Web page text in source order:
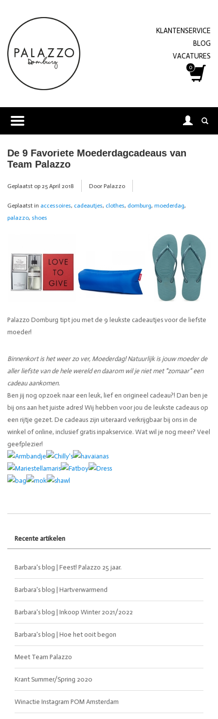
KLANTENSERVICE
BLOG
VACATURES
0
De 9 Favoriete Moederdagcadeaus van
Team Palazzo
Geplaatst op 25 April 2018 Door Palazzo
Geplaatst in accessoires, cadeautjes, clothes, domburg, moederdag,
palazzo, shoes
Palazzo Domburg tipt jou met de 9 leukste cadeautjes voor de liefste
moeder!
Binnenkort is het weer zo ver, Moederdag! Natuurlijk is jouw moeder de
aller liefste van de hele wereld en daarom wil je niet met "zomaar" een
cadeau aankomen.
Ben jij nog opzoek naar een leuk, lief en origineel cadeau?! Dan ben je
bij ons aan het juiste adres! Wij hebben voor jou de leukste cadeaus op
een rijtje gezet. De cadeaus zijn uiteraard verkrijgbaar bij ons in de
winkel of online, inclusief gratis inpakservice. Wat wil je nog meer? Veel
geefplezier!
Recente artikelen
Barbara's blog | Feest! Palazzo 25 jaar.
Barbara's blog | Hartverwarmend
Barbara's blog | Inkoop Winter 2021/2022
Barbara's blog | Hoe het ooit begon
Meet Team Palazzo
Krant Summer/Spring 2020
Winactie Instagram POM Amsterdam